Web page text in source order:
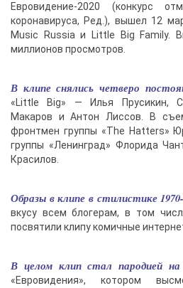
Евровидение-2020 (конкурс
коронавируса, Ред.), вышел 12
Music Russia и Little Big Family.
миллионов просмотров.
В клипе снялись четверо
«Little Big» — Илья Прусикин,
Макаров и Антон Лиссов. В
фронтмен группы «The Hatters»
группы «Ленинград» Флорида
Красилов.
Образы в клипе в стилистике
вкусу всем блогерам, в том
посвятили клипу комичные
В целом клип стал пародией
«Евровидения», котором